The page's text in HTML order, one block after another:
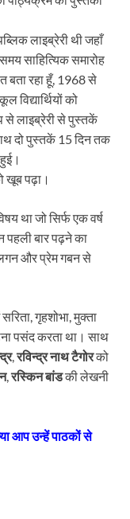
लाइब्रेरी थी जहाँ
साहित्यिक समारोह
बता रहा हूँ, 1968 से
को
से लाइब्रेरी से पुस्तकें
दो पुस्तकें 15 दिन तक
खूब पढ़ा।
था जो सिर्फ एक वर्ष
पहली बार पढ़ने का
और प्रेम गबन से
गृहशोभा, मुक्ता
पसंद करता था। साथ
,रविन्द्र नाथ टैगोरको
,रस्किन बांडकी लेखनी
आप उन्हें पाठकों से